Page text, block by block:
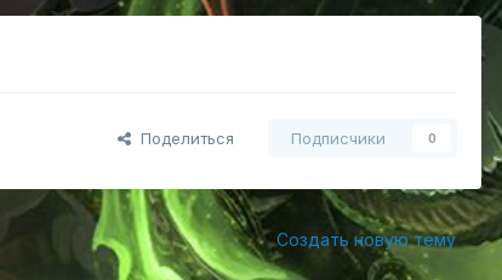
Поделиться Подписчики 0
Создать новую тему